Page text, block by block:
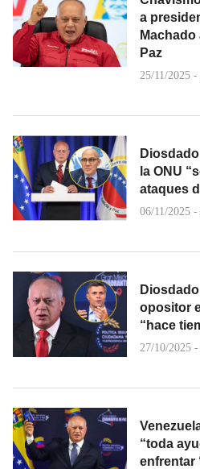
a
Paz
25/11/2025
la ONU
ataques
06/11/2025
opositor
“hace
27/10/2025
“toda
enfrentar